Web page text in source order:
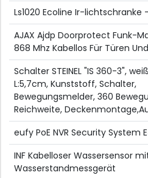
Ls1020 Ecoline Ir-lichtschranke
AJAX Ajdp Doorprotect Funk-
868 Mhz Kabellos Für Türen
Schalter STEINEL "IS 360-3",
L:5,7cm, Kunststoff, Schalter,
Bewegungsmelder, 360
Reichweite,
eufy PoE NVR Security System
INF Kabelloser Wassersensor
Wasserstandmessgerät